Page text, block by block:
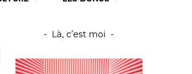
Là, c’est moi